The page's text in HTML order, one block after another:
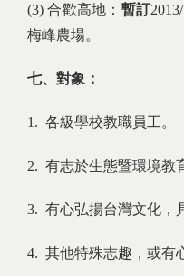
(3) 合歡高地： 暫訂
梅峰農場。
七、對象：
1. 各級學校教職員工。
2. 有志於生態暨環境教
3. 有心弘揚台灣文化，
4. 其他特殊志趣，或有